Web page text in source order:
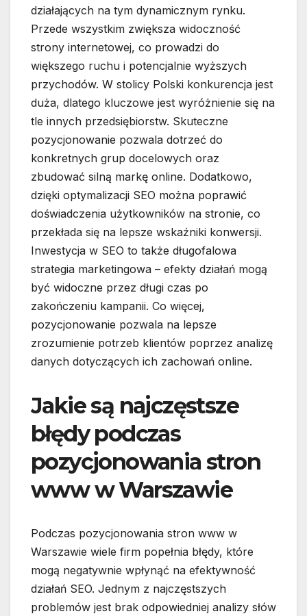
działających na tym dynamicznym rynku.
Przede wszystkim zwiększa widoczność
strony internetowej, co prowadzi do
większego ruchu i potencjalnie wyższych
przychodów. W stolicy Polski konkurencja jest
duża, dlatego kluczowe jest wyróżnienie się na
tle innych przedsiębiorstw. Skuteczne
pozycjonowanie pozwala dotrzeć do
konkretnych grup docelowych oraz
zbudować silną markę online. Dodatkowo,
dzięki optymalizacji SEO można poprawić
doświadczenia użytkowników na stronie, co
przekłada się na lepsze wskaźniki konwersji.
Inwestycja w SEO to także długofalowa
strategia marketingowa – efekty działań mogą
być widoczne przez długi czas po
zakończeniu kampanii. Co więcej,
pozycjonowanie pozwala na lepsze
zrozumienie potrzeb klientów poprzez analizę
danych dotyczących ich zachowań online.
Jakie są najczęstsze
błędy podczas
pozycjonowania stron
www w Warszawie
Podczas pozycjonowania stron www w
Warszawie wiele firm popełnia błędy, które
mogą negatywnie wpłynąć na efektywność
działań SEO. Jednym z najczęstszych
problemów jest brak odpowiedniej analizy słów